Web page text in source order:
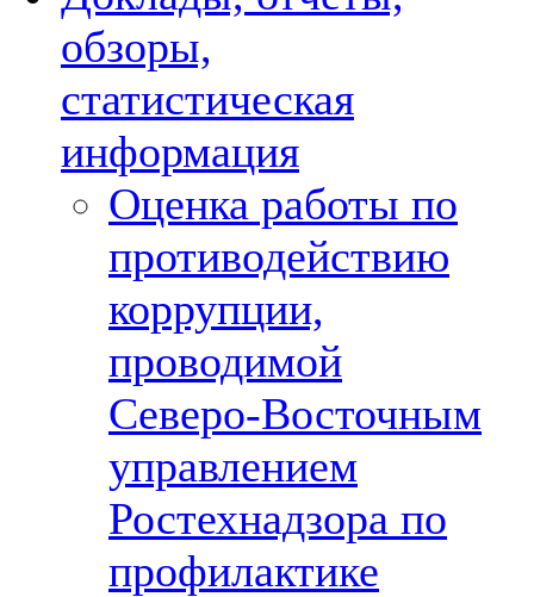
обзоры,
статистическая
информация
Оценка работы по
противодействию
коррупции,
проводимой
Северо-Восточным
управлением
Ростехнадзора по
профилактике